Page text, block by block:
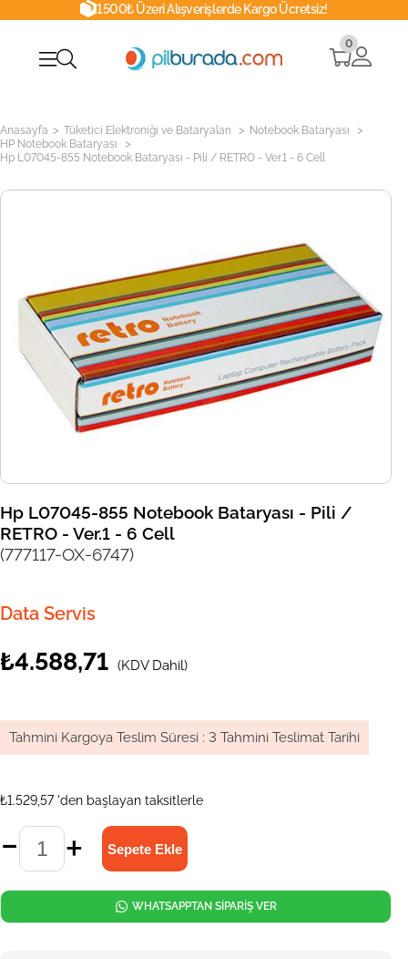
1500₺ Üzeri Alışverişlerde Kargo Ücretsiz!
0
Anasayfa > Tüketici Elektroniği ve Bataryaları > Notebook Bataryası >
HP Notebook Bataryası >
Hp L07045-855 Notebook Bataryası - Pili / RETRO - Ver.1 - 6 Cell
Hp L07045-855 Notebook Bataryası - Pili /
RETRO - Ver.1 - 6 Cell
(777117-OX-6747)
Data Servis
₺4.588,71 (KDV Dahil)
Tahmini Kargoya Teslim Süresi : 3 Tahmini Teslimat Tarihi
₺1.529,57 'den başlayan taksitlerle
WHATSAPPTAN SİPARİŞ VER